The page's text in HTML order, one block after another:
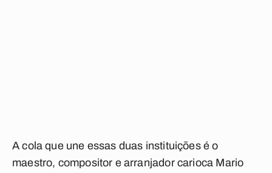
A cola que une essas duas instituições é o
maestro, compositor e arranjador carioca Mario